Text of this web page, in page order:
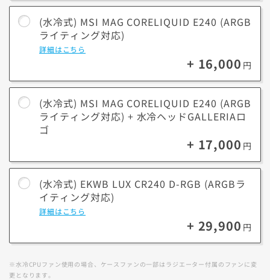
冷却ファンがARGB(アドレサブルRGB)に対応している事を指していま
す。
対応製品は多彩な色や発光パターンによるライティングカスタマイズを
楽しめます。
(水冷式) MSI MAG CORELIQUID E240 (ARGB
ライティング対応)
詳細はこちら
+ 16,000 円
(水冷式) MSI MAG CORELIQUID E240 (ARGB
ライティング対応) + 水冷ヘッドGALLERIAロ
ゴ
+ 17,000 円
(水冷式) EKWB LUX CR240 D-RGB (ARGBラ
イティング対応)
詳細はこちら
+ 29,900 円
※水冷CPUファン使用の場合、ケースファンの一部はラジエーター付属のファンに変
更となります。